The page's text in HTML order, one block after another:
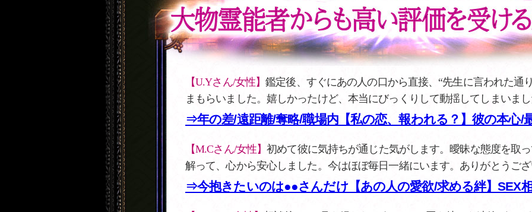
【U.Yさん/女性】鑑定後、すぐにあの人の口から直接、“先生に言われた通
まもらいました。嬉しかったけど、本当にびっくりして動揺してしまいま
⇒年の差/遠距離/奪略/職場内【私の恋、報われる？】彼の本心/
【M.Cさん/女性】初めて彼に気持ちが通じた気がします。曖昧な態度を取
解って、心から安心しました。今はほぼ毎日一緒にいます。ありがとうご
⇒今抱きたいのは●●さんだけ【あの人の愛欲/求める絆】SEX